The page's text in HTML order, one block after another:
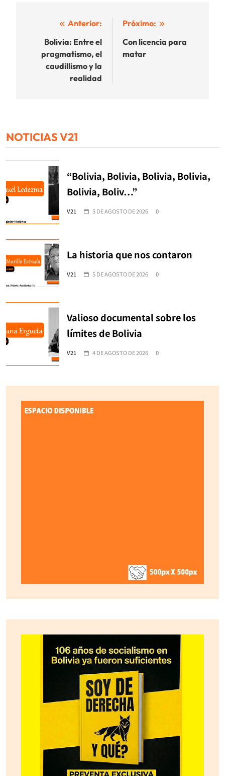
Navegación
entradas
Anterior:
Bolivia: Entre el
pragmatismo, el
caudillismo y la
realidad
Próximo:
Con licencia para
matar
NOTICIAS V21
“Bolivia, Bolivia, Bolivia, Bolivia,
Bolivia, Boliv…”
V21 5 DE AGOSTO DE 2026 0
La historia que nos contaron
V21 5 DE AGOSTO DE 2026 0
Valioso documental sobre los
límites de Bolivia
V21 4 DE AGOSTO DE 2026 0